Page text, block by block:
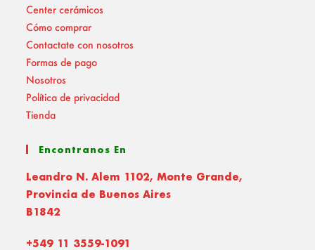
Center cerámicos
Cómo comprar
Contactate con nosotros
Formas de pago
Nosotros
Política de privacidad
Tienda
Encontranos En
Leandro N. Alem 1102, Monte Grande,
Provincia de Buenos Aires
B1842
+549 11 3559-1091